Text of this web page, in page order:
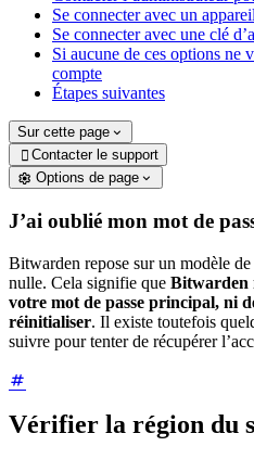
Se connecter avec un
Se connecter avec une clé
Si aucune de ces options ne
compte
Étapes suivantes
Sur cette page
 Contacter le support
Options de page
J’ai oublié mon mot de
Bitwarden repose sur un modèle
nulle. Cela signifie que Bitwarden
votre mot de passe principal, ni
réinitialiser. Il existe toutefois
suivre pour tenter de récupérer
Vérifier la région du